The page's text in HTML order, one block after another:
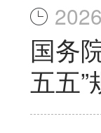
国务
五五”